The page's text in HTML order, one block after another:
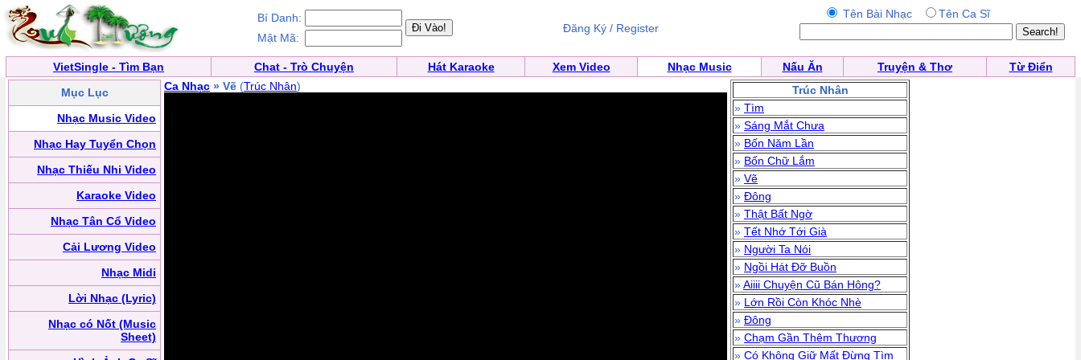
Bí Danh:
Mật Mã:
Đăng Ký / Register
Tên Bài Nhạc Tên Ca Sĩ
VietSingle - Tìm Bạn Chat - Trò Chuyện Hát Karaoke Xem Video Nhạc Music Nấu Ăn Truyện & Thơ
Từ Điển
Mục Lục
Nhạc Music Video
Nhạc Hay Tuyển Chọn
Nhạc Thiếu Nhi Video
Karaoke Video
Nhạc Tân Cổ Video
Cải Lương Video
Nhạc Midi
Lời Nhạc (Lyric)
Nhạc có Nốt (Music
Sheet)
Ca Nhạc » Vẽ (Trúc Nhân)
Trúc Nhân
» Tìm
» Sáng Mắt Chưa
» Bốn Năm Lần
» Bốn Chữ Lắm
» Vẽ
» Đông
» Thật Bất Ngờ
» Tết Nhớ Tới Già
» Người Ta Nói
» Ngồi Hát Đỡ Buồn
»Aiiii Chuyện Cũ Bán Hông?
» Lớn Rồi Còn Khóc Nhè
» Đông
» Chạm Gần Thêm Thương
» Có Không Giữ Mất Đừng Tìm